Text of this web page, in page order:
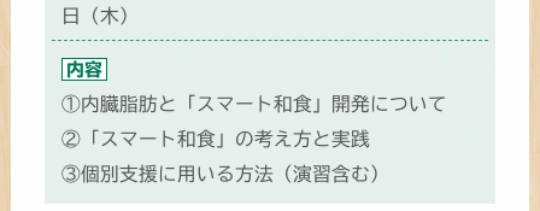
日（木）
内容
①内臓脂肪と「スマート和食」開発について
②「スマート和食」の考え方と実践
③個別支援に用いる方法（演習含む）